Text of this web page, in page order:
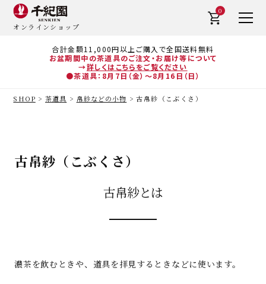
合計金額11,000円以上ご購入で全国送料無料
お盆期間中の茶道具のご注文・お届け等について
→詳しくはこちらをご覧ください
●茶道具：8月7日（金）～8月16日（日）
オンラインショップ
0
SHOP 茶道具 帛紗などの小物 古帛紗（こぶくさ）
古帛紗（こぶくさ）
古帛紗とは
濃茶を飲むときや、道具を拝見するときなどに使います。